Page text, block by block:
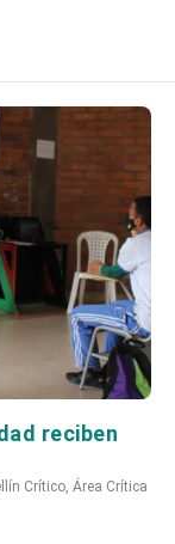
reciben
Crítico Área Crítica